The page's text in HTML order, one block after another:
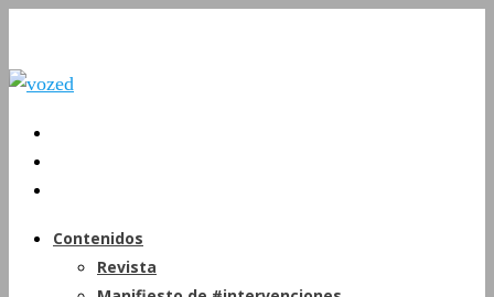
Contenidos
Revista